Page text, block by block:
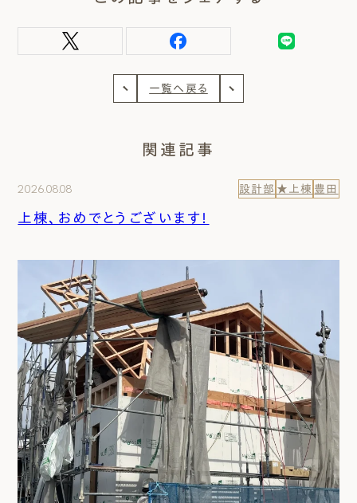
一覧へ戻る
関連記事
2026.08.08 設計部 ★上棟 豊田
上棟、おめでとうございます！